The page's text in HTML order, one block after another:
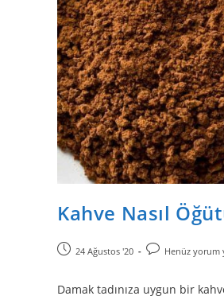
Kahve Nasıl
24 Ağustos '20 Henüz yorum
Damak tadınıza uygun bir